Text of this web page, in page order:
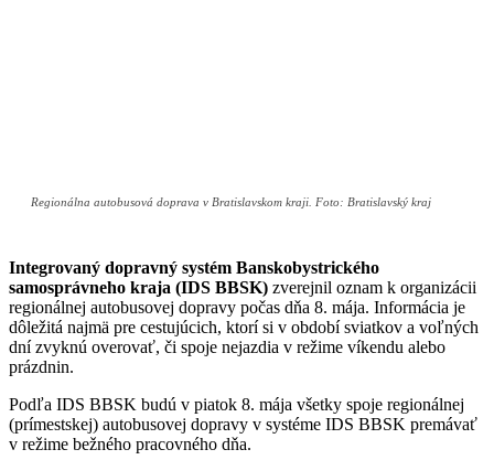
Regionálna autobusová doprava v Bratislavskom kraji. Foto: Bratislavský kraj
Integrovaný dopravný systém Banskobystrického
samosprávneho kraja (IDS BBSK) zverejnil oznam k organizácii
regionálnej autobusovej dopravy počas dňa 8. mája. Informácia je
dôležitá najmä pre cestujúcich, ktorí si v období sviatkov a voľných
dní zvyknú overovať, či spoje nejazdia v režime víkendu alebo
prázdnin.
Podľa IDS BBSK budú v piatok 8. mája všetky spoje regionálnej
(prímestskej) autobusovej dopravy v systéme IDS BBSK premávať
v režime bežného pracovného dňa.